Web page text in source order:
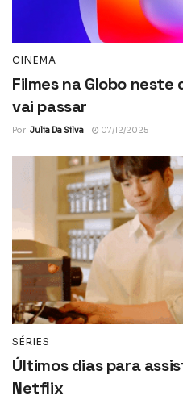
CINEMA
Filmes na Globo
vai passar
Por Julia Da Silva 07/12/2025
SÉRIES
Últimos dias para
Netflix